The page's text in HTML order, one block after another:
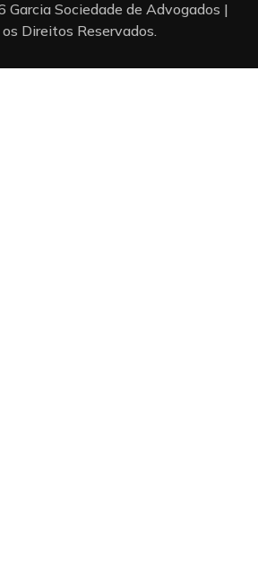
Sociedade de Advogados |
Direitos Reservados.